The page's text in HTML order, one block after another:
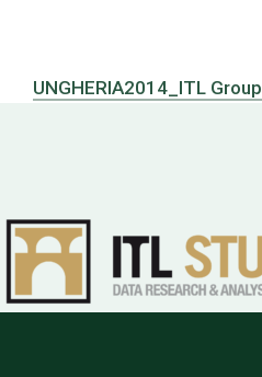
UNGHERIA2014_ITL